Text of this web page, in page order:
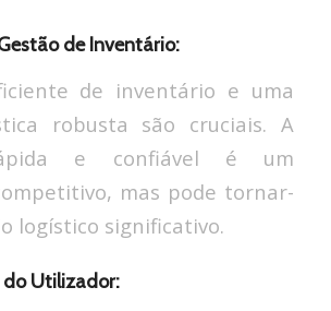
de Inventário:
de inventário e uma
robusta são cruciais. A
e confiável é um
mas pode tornar-
logístico significativo.
do Utilizador: